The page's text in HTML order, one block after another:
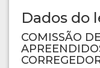
Dados do
COMISSÃO